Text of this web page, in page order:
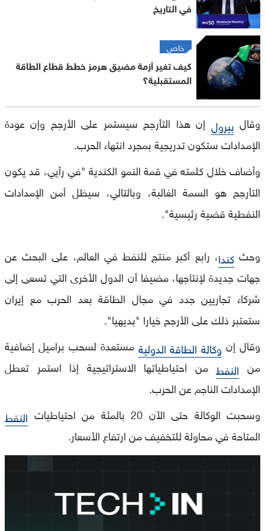
في التاريخ
خاص
كيف تغير أزمة مضيق هرمز خطط قطاع الطاقة
المستقبلية؟
وقال بيرول إن هذا التأرجح سيستمر على الأرجح وإن عودة
الإمدادات ستكون تدريجية بمجرد انتهاء الحرب.
وأضاف خلال كلمته في قمة النمو الكندية "في رأيي، قد يكون
التأرجح هو السمة الغالبة، وبالتالي، سيظل أمن الإمدادات
النفطية قضية رئيسية".
وحثكندا، رابع أكبر منتج للنفط في العالم، على البحث عن
جهات جديدة لإنتاجها، مضيفا أن الدول الأخرى التي تسعى إلى
شركاء تجاريين جدد في مجال الطاقة بعد الحرب مع إيران
ستعتبر ذلك على الأرجح خيارا "بديهيا".
وقال إن وكالة الطاقة الدولية مستعدة لسحب براميل إضافية
من النفط من احتياطياتها الاستراتيجية إذا استمر تعطل
الإمدادات الناجم عن الحرب.
وسحبت الوكالة حتى الآن 20 بالمئة من احتياطيات
النفط
المتاحة في محاولة للتخفيف من ارتفاع الأسعار.